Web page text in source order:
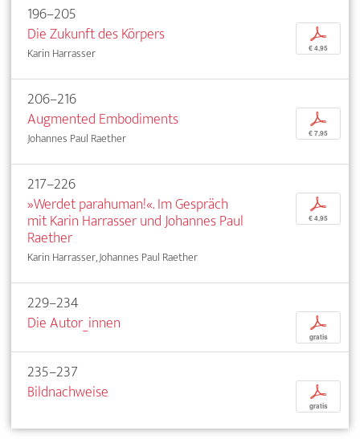
196–205
Die Zukunft des Körpers
Karin Harrasser
p
€ 4,95
206–216
Augmented Embodiments
Johannes Paul Raether
p
€ 7,95
217–226
»Werdet parahuman!«. Im Gespräch
mit Karin Harrasser und Johannes Paul
Raether
Karin Harrasser, Johannes Paul Raether
p
€ 4,95
229–234
Die Autor_innen
p
gratis
235–237
Bildnachweise
p
gratis